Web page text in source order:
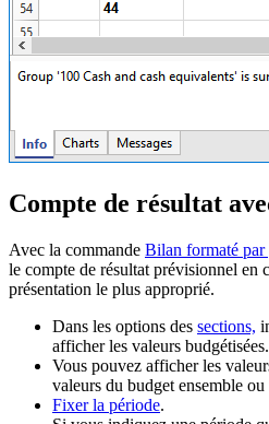
Compte de résultat
Avec la commande Bilan formaté par
le compte de résultat prévisionnel en
présentation le plus approprié.
Dans les options des sections,
afficher les valeurs budgétisées.
Vous pouvez afficher les
valeurs du budget ensemble
Fixer la période.